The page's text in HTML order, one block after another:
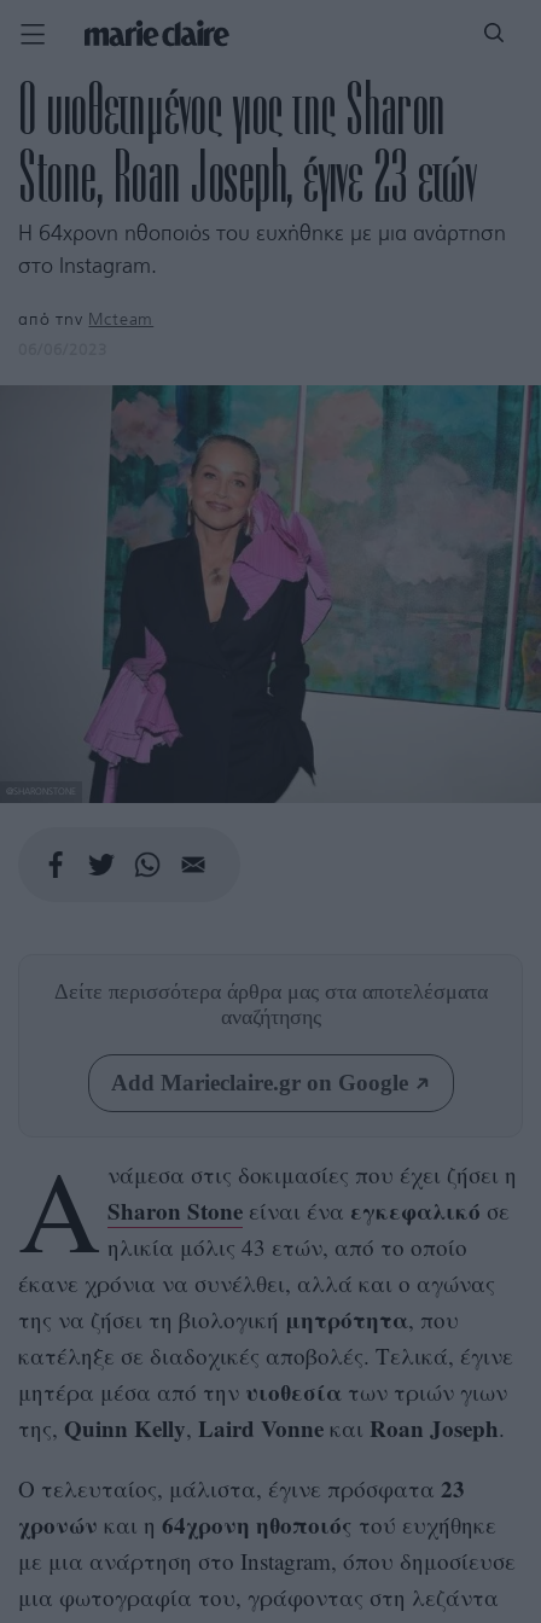
Ο υιοθετημένος γιος της Sharon
Stone, Roan Joseph, έγινε 23 ετών
Η 64χρονη ηθοποιός του ευχήθηκε με μια ανάρτηση
στο Instagram.
από την Mcteam
Δείτε περισσότερα άρθρα μας στα αποτελέσματα
αναζήτησης
Add Marieclaire.gr on Google
Α νάμεσα στις δοκιμασίες που έχει ζήσει η
Sharon Stoneείναι ένα εγκεφαλικό σε
ηλικία μόλις 43 ετών, από το οποίο
έκανε χρόνια να συνέλθει, αλλά και ο αγώνας
της να ζήσει τη βιολογική μητρότητα, που
κατέληξε σε διαδοχικές αποβολές. Τελικά, έγινε
μητέρα μέσα από την υιοθεσία των τριών γιων
της, Quinn Kelly, Laird Vonne και Roan Joseph.
Ο τελευταίος, μάλιστα, έγινε πρόσφατα 23
χρονών και η 64χρονη ηθοποιός τού ευχήθηκε
με μια ανάρτηση στο Instagram, όπου δημοσίευσε
μια φωτογραφία του, γράφοντας στη λεζάντα